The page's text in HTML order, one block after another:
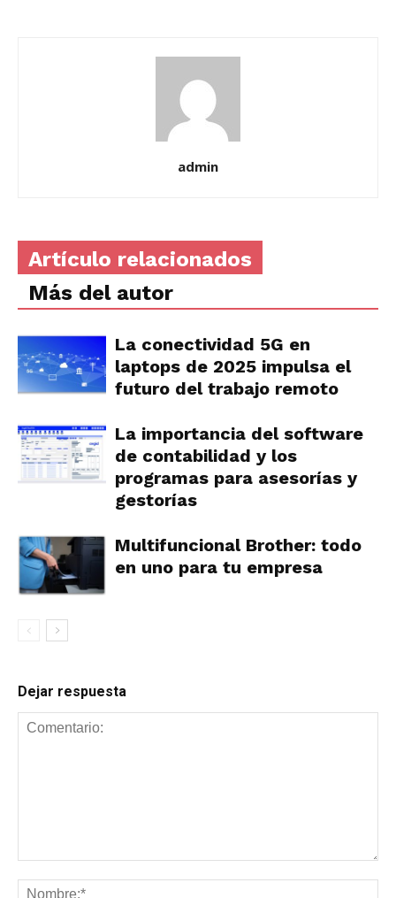
admin
Artículo relacionados
Más del autor
La conectividad 5G en
laptops de 2025 impulsa el
futuro del trabajo remoto
La importancia del software
de contabilidad y los
programas para asesorías y
gestorías
Multifuncional Brother: todo
en uno para tu empresa
Dejar respuesta